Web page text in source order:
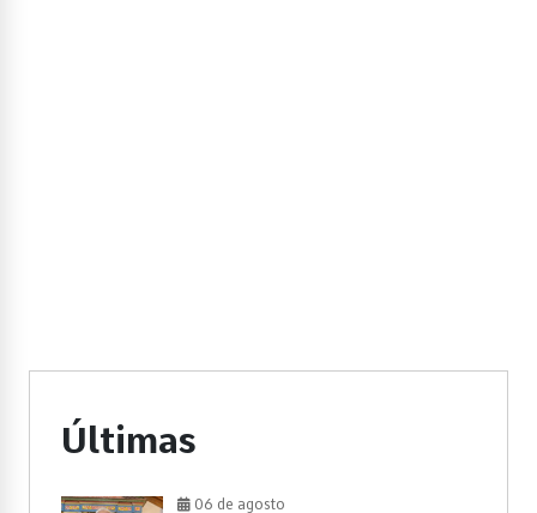
Últimas
06 de agosto